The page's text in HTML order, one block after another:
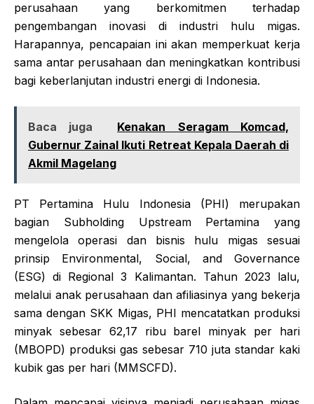
perusahaan yang berkomitmen terhadap
pengembangan inovasi di industri hulu migas.
Harapannya, pencapaian ini akan memperkuat kerja
sama antar perusahaan dan meningkatkan kontribusi
bagi keberlanjutan industri energi di Indonesia.
Baca juga
Kenakan Seragam Komcad,
Gubernur Zainal Ikuti Retreat Kepala Daerah di
Akmil Magelang
PT Pertamina Hulu Indonesia (PHI) merupakan
bagian Subholding Upstream Pertamina yang
mengelola operasi dan bisnis hulu migas sesuai
prinsip Environmental, Social, and Governance
(ESG) di Regional 3 Kalimantan. Tahun 2023 lalu,
melalui anak perusahaan dan afiliasinya yang bekerja
sama dengan SKK Migas, PHI mencatatkan produksi
minyak sebesar 62,17 ribu barel minyak per hari
(MBOPD) produksi gas sebesar 710 juta standar kaki
kubik gas per hari (MMSCFD).